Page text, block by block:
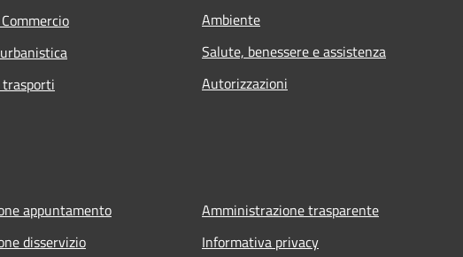
Ambiente
Salute, benessere e assistenza
Autorizzazioni
appuntamento
disservizio
Amministrazione trasparente
Informativa privacy